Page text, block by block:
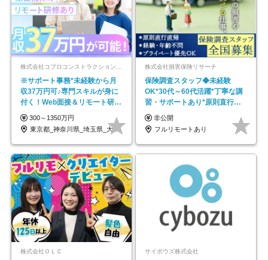
※サポート事務*未経験から月
収37万円可♪専門スキルが身に
付く！Web面接＆リモート研修
も充実♪/a
300～1350万円
東京都_神奈川県_埼玉県_大阪府_愛知県…
株式会社損害保険リサーチ
保険調査スタッフ◆未経験
OK*30代～60代活躍*丁寧な講
習・サポートあり*原則直行直
帰／全国募集・業務委託
非公開
フルリモートあり
株式会社ＯＬＣ サイボウズ株式会社